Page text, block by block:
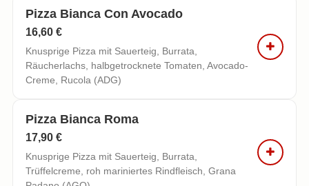
Pizza Bianca Con Avocado
16,60 €
Knusprige Pizza mit Sauerteig, Burrata,
Räucherlachs, halbgetrocknete Tomaten, Avocado-
Creme, Rucola (ADG)
Pizza Bianca Roma
17,90 €
Knusprige Pizza mit Sauerteig, Burrata,
Trüffelcreme, roh mariniertes Rindfleisch, Grana